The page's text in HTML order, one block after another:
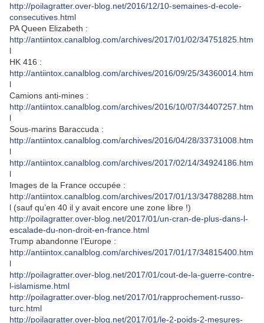
http://poilagratter.over-blog.net/2016/12/10-semaines-d-ecole-
consecutives.html
PA Queen Elizabeth :
http://antiintox.canalblog.com/archives/2017/01/02/34751825.htm
l
HK 416 :
http://antiintox.canalblog.com/archives/2016/09/25/34360014.htm
l
Camions anti-mines :
http://antiintox.canalblog.com/archives/2016/10/07/34407257.htm
l
Sous-marins Baraccuda :
http://antiintox.canalblog.com/archives/2016/04/28/33731008.htm
l
http://antiintox.canalblog.com/archives/2017/02/14/34924186.htm
l
Images de la France occupée :
http://antiintox.canalblog.com/archives/2017/01/13/34788288.htm
l (sauf qu’en 40 il y avait encore une zone libre !)
http://poilagratter.over-blog.net/2017/01/un-cran-de-plus-dans-l-
escalade-du-non-droit-en-france.html
Trump abandonne l’Europe :
http://antiintox.canalblog.com/archives/2017/01/17/34815400.htm
l
http://poilagratter.over-blog.net/2017/01/cout-de-la-guerre-contre-
l-islamisme.html
http://poilagratter.over-blog.net/2017/01/rapprochement-russo-
turc.html
http://poilagratter.over-blog.net/2017/01/le-2-poids-2-mesures-